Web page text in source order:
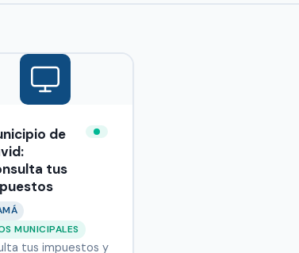
de
tus
MUNICIPALES
tus impuestos y